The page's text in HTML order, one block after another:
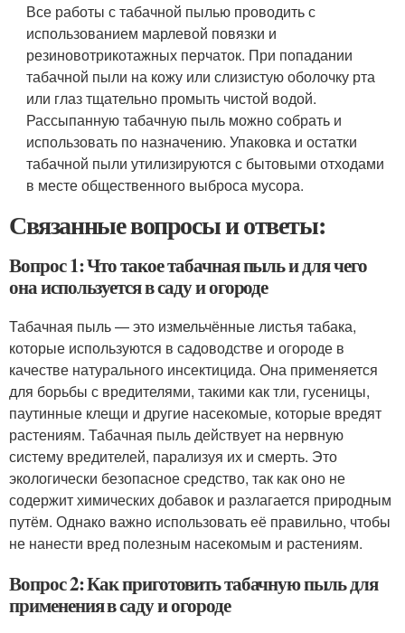
Все работы с табачной пылью проводить с
использованием марлевой повязки и
резиновотрикотажных перчаток. При попадании
табачной пыли на кожу или слизистую оболочку рта
или глаз тщательно промыть чистой водой.
Рассыпанную табачную пыль можно собрать и
использовать по назначению. Упаковка и остатки
табачной пыли утилизируются с бытовыми отходами
в месте общественного выброса мусора.
Связанные вопросы и ответы:
Вопрос 1: Что такое табачная пыль и для чего
она используется в саду и огороде
Табачная пыль — это измельчённые листья табака,
которые используются в садоводстве и огороде в
качестве натурального инсектицида. Она применяется
для борьбы с вредителями, такими как тли, гусеницы,
паутинные клещи и другие насекомые, которые вредят
растениям. Табачная пыль действует на нервную
систему вредителей, парализуя их и смерть. Это
экологически безопасное средство, так как оно не
содержит химических добавок и разлагается природным
путём. Однако важно использовать её правильно, чтобы
не нанести вред полезным насекомым и растениям.
Вопрос 2: Как приготовить табачную пыль для
применения в саду и огороде